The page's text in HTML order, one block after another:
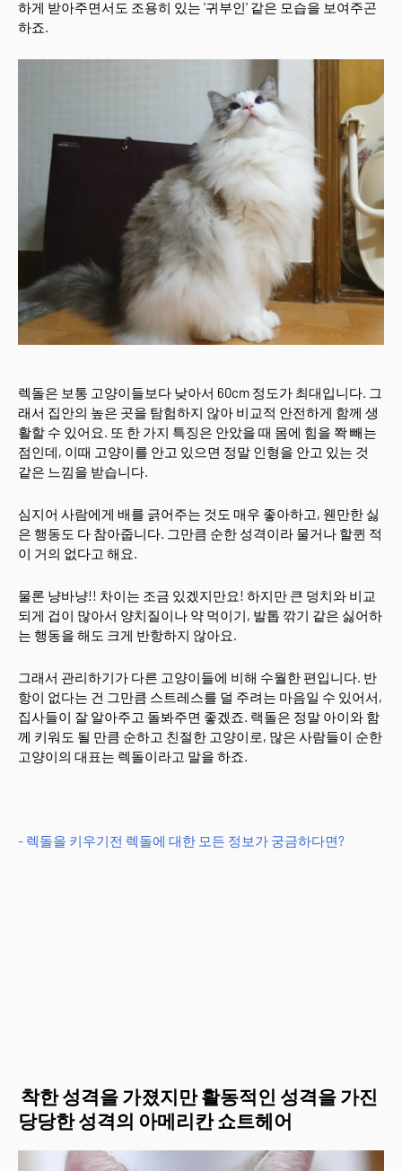
하게 받아주면서도 조용히 있는 '귀부인' 같은 모습을 보여주곤
하죠.
렉돌은 보통 고양이들보다 낮아서 60cm 정도가 최대입니다. 그
래서 집안의 높은 곳을 탐험하지 않아 비교적 안전하게 함께 생
활할 수 있어요. 또 한 가지 특징은 안았을 때 몸에 힘을 쫙 빼는
점인데, 이때 고양이를 안고 있으면 정말 인형을 안고 있는 것
같은 느낌을 받습니다.
심지어 사람에게 배를 긁어주는 것도 매우 좋아하고, 웬만한 싫
은 행동도 다 참아줍니다. 그만큼 순한 성격이라 물거나 할퀸 적
이 거의 없다고 해요.
물론 냥바냥!! 차이는 조금 있겠지만요! 하지만 큰 덩치와 비교
되게 겁이 많아서 양치질이나 약 먹이기, 발톱 깎기 같은 싫어하
는 행동을 해도 크게 반항하지 않아요.
그래서 관리하기가 다른 고양이들에 비해 수월한 편입니다. 반
항이 없다는 건 그만큼 스트레스를 덜 주려는 마음일 수 있어서,
집사들이 잘 알아주고 돌봐주면 좋겠죠. 랙돌은 정말 아이와 함
께 키워도 될 만큼 순하고 친절한 고양이로, 많은 사람들이 순한
고양이의 대표는 렉돌이라고 말을 하죠.
- 렉돌을 키우기전 렉돌에 대한 모든 정보가 궁금하다면?
착한 성격을 가졌지만 활동적인 성격을 가진
당당한 성격의 아메리칸 쇼트헤어